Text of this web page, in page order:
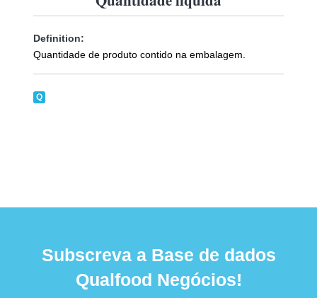
Definition:
Quantidade de produto contido na embalagem.
Q
Subscreva a Base de dados
Qualfood Negócios!